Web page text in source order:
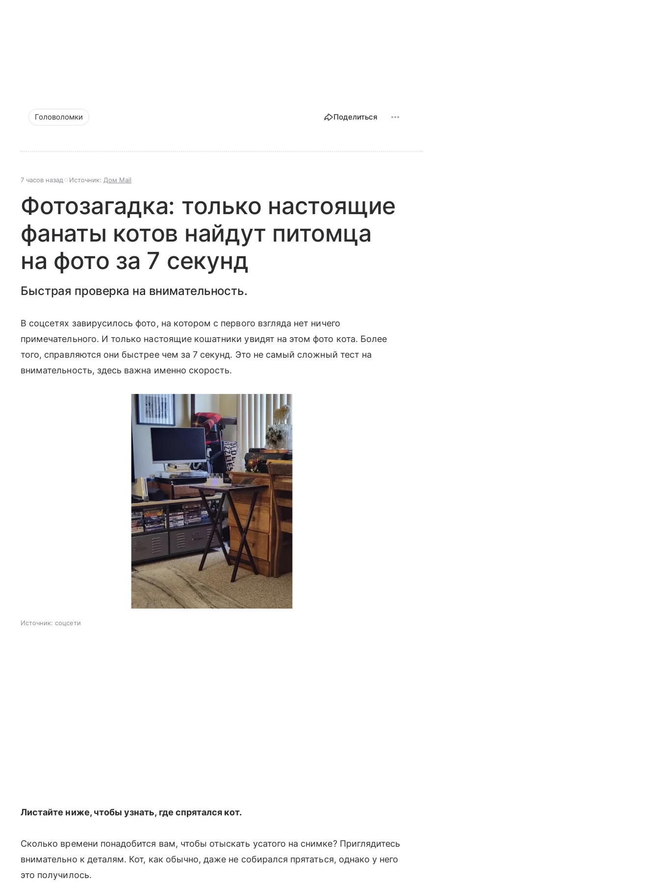
Головоломки Поделиться
7 часов назад Источник: Дом Mail
Фотозагадка: только настоящие
фанаты котов найдут питомца
на фото за 7 секунд
Быстрая проверка на внимательность.
В соцсетях завирусилось фото, на котором с первого взгляда нет ничего
примечательного. И только настоящие кошатники увидят на этом фото кота. Более
того, справляются они быстрее чем за 7 секунд. Это не самый сложный тест на
внимательность, здесь важна именно скорость.
Источник: соцсети
Листайте ниже, чтобы узнать, где спрятался кот.
Сколько времени понадобится вам, чтобы отыскать усатого на снимке? Приглядитесь
внимательно к деталям. Кот, как обычно, даже не собирался прятаться, однако у него
это получилось.